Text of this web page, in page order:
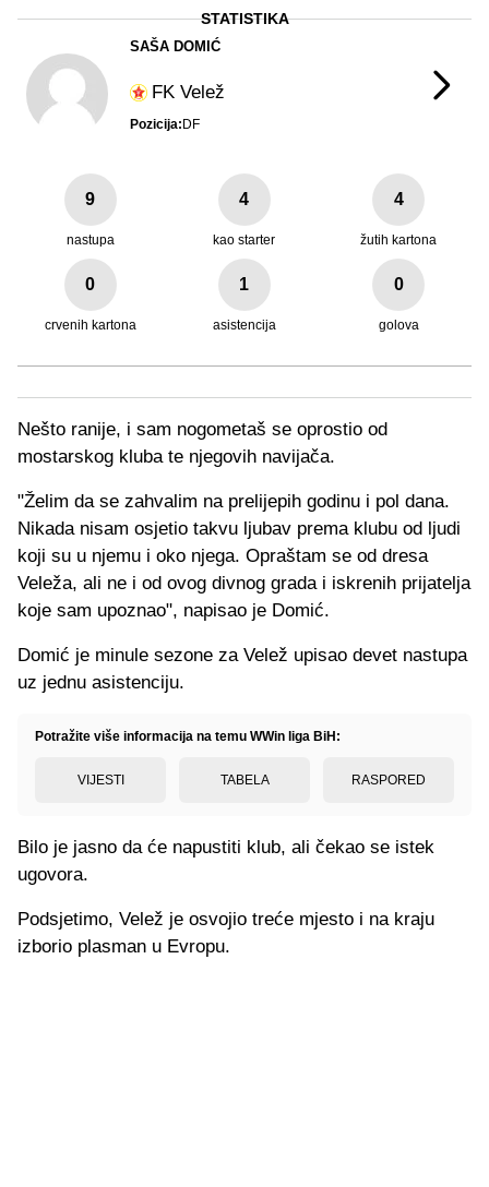
SAŠA DOMIĆ
FK Velež
Pozicija: DF
STATISTIKA
9
nastupa
4
kao starter
4
žutih kartona
0
crvenih kartona
1
asistencija
0
golova
Nešto ranije, i sam nogometaš se oprostio od
mostarskog kluba te njegovih navijača.
"Želim da se zahvalim na prelijepih godinu i pol dana.
Nikada nisam osjetio takvu ljubav prema klubu od ljudi
koji su u njemu i oko njega. Opraštam se od dresa
Veleža, ali ne i od ovog divnog grada i iskrenih prijatelja
koje sam upoznao", napisao je Domić.
Domić je minule sezone za Velež upisao devet nastupa
uz jednu asistenciju.
Potražite više informacija na temu WWin liga BiH:
VIJESTI TABELA RASPORED
Bilo je jasno da će napustiti klub, ali čekao se istek
ugovora.
Podsjetimo, Velež je osvojio treće mjesto i na kraju
izborio plasman u Evropu.